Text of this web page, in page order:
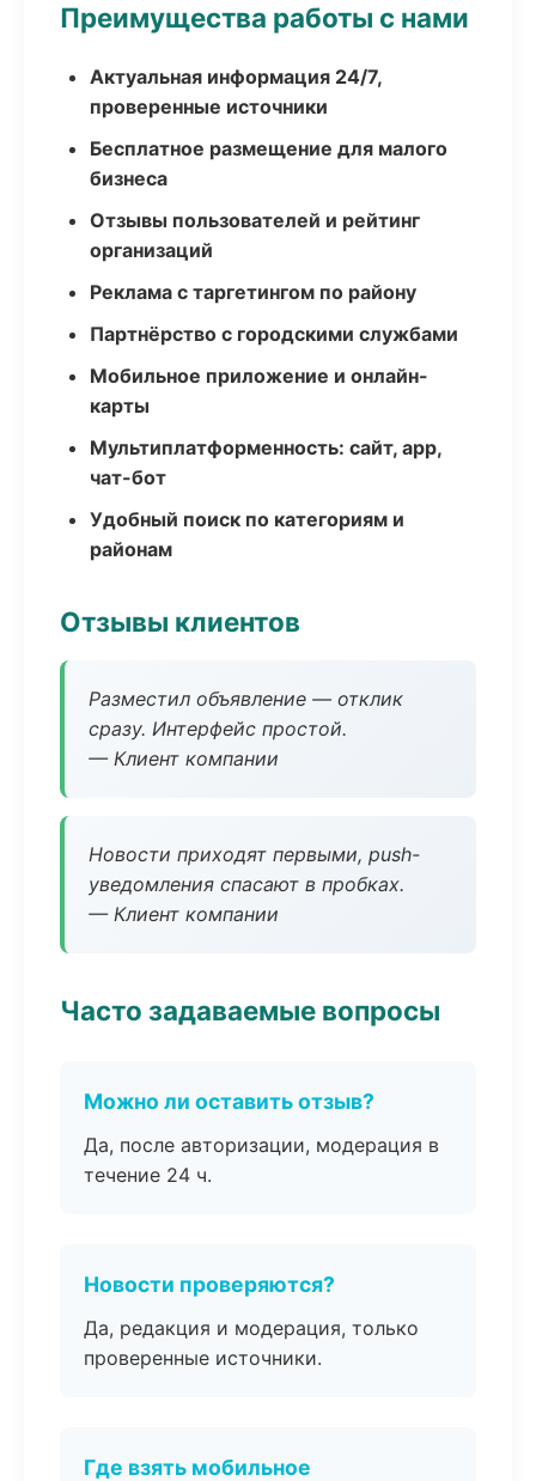
Преимущества работы с нами
Актуальная информация 24/7,
проверенные источники
Бесплатное размещение для малого
бизнеса
Отзывы пользователей и рейтинг
организаций
Реклама с таргетингом по району
Партнёрство с городскими службами
Мобильное приложение и онлайн-
карты
Мультиплатформенность: сайт, app,
чат-бот
Удобный поиск по категориям и
районам
Отзывы клиентов
Разместил объявление — отклик
сразу. Интерфейс простой.
— Клиент компании
Новости приходят первыми, push-
уведомления спасают в пробках.
— Клиент компании
Часто задаваемые вопросы
Можно ли оставить отзыв?
Да, после авторизации, модерация в
течение 24 ч.
Новости проверяются?
Да, редакция и модерация, только
проверенные источники.
Где взять мобильное